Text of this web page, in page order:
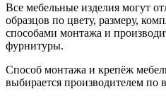
Все мебельные изделия могут
образцов по цвету, размеру,
способами монтажа и
фурнитуры.
Способ монтажа и крепёж
выбирается производителем по